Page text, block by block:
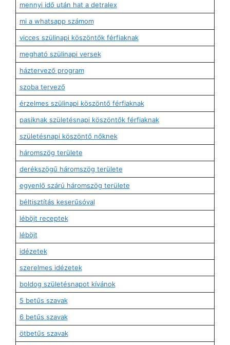
mennyi idő után hat a detralex
mi a whatsapp számom
vicces szülinapi köszöntők férfiaknak
megható szülinapi versek
háztervező program
szoba tervező
érzelmes szülinapi köszöntő férfiaknak
pasiknak születésnapi köszöntők férfiaknak
születésnapi köszöntő nőknek
háromszög területe
derékszögű háromszög területe
egyenlő szárú háromszög területe
béltisztítás keserűsóval
léböjt receptek
léböjt
idézetek
szerelmes idézetek
boldog születésnapot kívánok
5 betűs szavak
6 betűs szavak
ötbetűs szavak